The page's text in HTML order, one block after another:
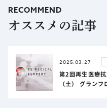
RECOMMEND
オススメの記事
2025.03.27
第2回再生医療
（土） グラン